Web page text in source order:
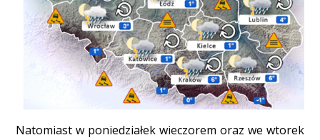
Natomiast w poniedziałek wieczorem oraz we wtorek